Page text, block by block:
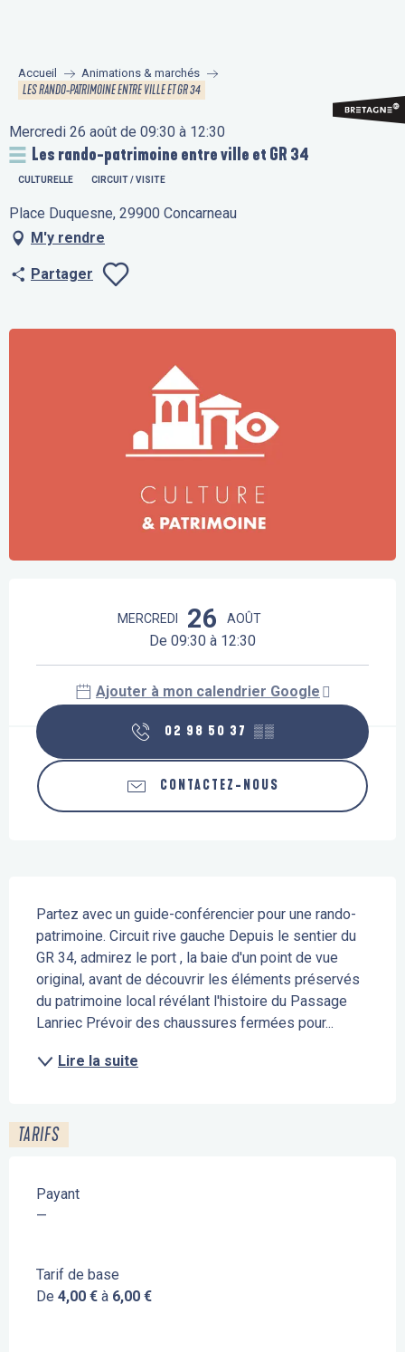
principal
Accueil Animations & marchés
LES RANDO-PATRIMOINE ENTRE VILLE ET GR 34
Mercredi 26 août de 09:30 à 12:30
Les rando-patrimoine entre ville et GR 34
CULTURELLE CIRCUIT / VISITE
Place Duquesne, 29900 Concarneau
M'y rendre
Partager
MERCREDI 26 AOÛT
De 09:30 à 12:30
Ajouter à mon calendrier Google
02 98 50 37 ▒▒
CONTACTEZ-NOUS
Partez avec un guide-conférencier pour une rando-
patrimoine. Circuit rive gauche Depuis le sentier du
GR 34, admirez le port , la baie d'un point de vue
original, avant de découvrir les éléments préservés
du patrimoine local révélant l'histoire du Passage
Lanriec Prévoir des chaussures fermées pour...
Lire la suite
TARIFS
Payant
—
Tarif de base
De 4,00 € à 6,00 €